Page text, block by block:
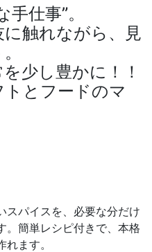
手仕事”。
触れながら、見
少し豊かに！！
とフードのマ
スパイスを、必要な分だけ
。簡単レシピ付きで、本格
ます。